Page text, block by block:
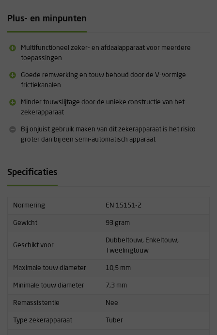
Plus- en minpunten
Multifunctioneel zeker- en afdaalapparaat voor meerdere
toepassingen
Goede remwerking en touw behoud door de V-vormige
frictiekanalen
Minder touwslijtage door de unieke constructie van het
zekerapparaat
Bij onjuist gebruik maken van dit zekerapparaat is het risico
groter dan bij een semi-automatisch apparaat
Specificaties
Normering EN 15151-2
Gewicht 93 gram
Geschikt voor
Dubbeltouw, Enkeltouw,
Tweelingtouw
Maximale touw diameter 10,5 mm
Minimale touw diameter 7,3 mm
Remassistentie Nee
Type zekerapparaat Tuber